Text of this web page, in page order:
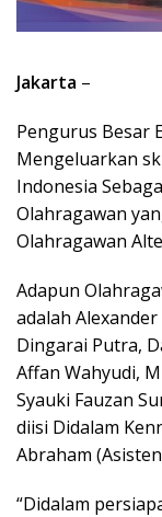
Jakarta –
Pengurus Besar
Mengeluarkan
Indonesia
Olahragawan
Olahragawan
Adapun
adalah
Dingarai Putra,
Affan Wahyudi,
Syauki Fauzan
diisi Didalam
Abraham
“Didalam